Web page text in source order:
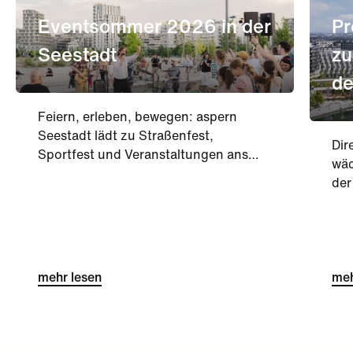
Eventsommer 2026 in der
Seestadt
Feiern, erleben, bewegen: aspern
Seestadt lädt zu Straßenfest,
Sportfest und Veranstaltungen ans
mehr lesen